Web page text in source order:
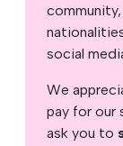
social
We
pay for our
ask you to